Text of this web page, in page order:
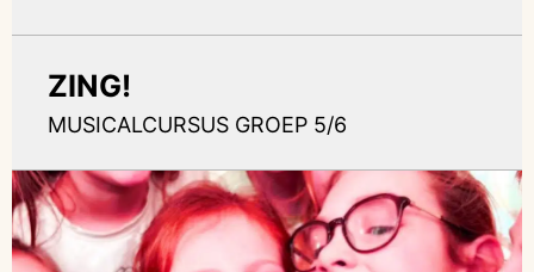
ZING!
MUSICALCURSUS GROEP 5/6